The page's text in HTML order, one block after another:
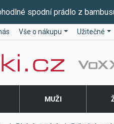
spodní prádlo z
Vše o nákupu Užitečné
MUŽI